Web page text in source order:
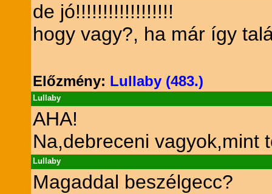
de jó!!!!!!!!!!!!!!!!!!
hogy vagy?, ha már így
Előzmény: Lullaby (483.)
Lullaby
AHA!
Na,debreceni vagyok,mint
Lullaby
Magaddal beszélgecc?